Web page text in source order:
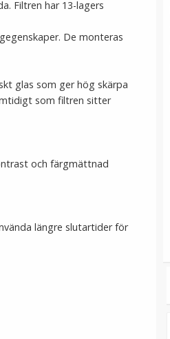
Filtren har 13-lagers
De monteras
glas som ger hög skärpa
som filtren sitter
och färgmättnad
längre slutartider för